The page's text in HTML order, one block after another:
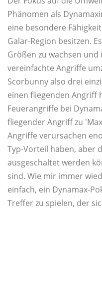
Phänomen als
eine besondere
Galar-Region besitzen.
Größen zu wachsen
vereinfachte Angriffe
Scorbunny also drei
einen fliegenden Angriff
Feuerangriffe bei
fliegender Angriff zu
Angriffe verursachen
Typ-Vorteil haben, aber
ausgeschaltet werden
sind. Wie mir immer
einfach, ein Dynamax-
Treffer zu spielen, der